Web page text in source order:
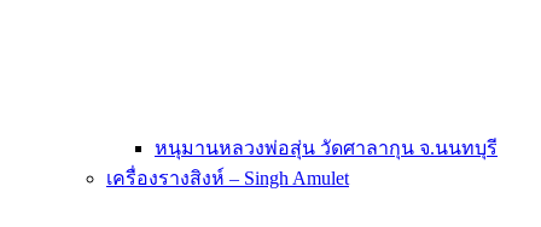
หนุมานหลวงพ่อสุ่น วัดศาลากุน จ.นนทบุรี
เครื่องรางสิงห์ – Singh Amulet